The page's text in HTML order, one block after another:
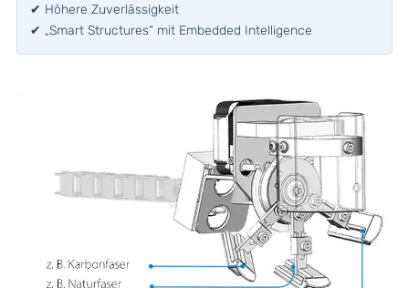
✔ Höhere Zuverlässigkeit
✔ „Smart Structures“ mit Embedded Intelligence